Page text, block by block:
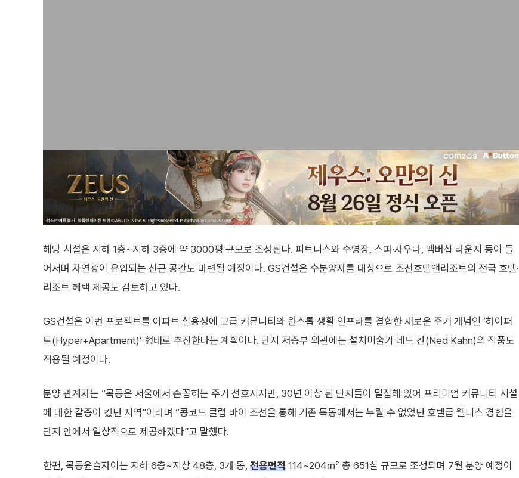
해당 시설은 지하 1층~지하 3층에 약 3000평 규모로 조성된다. 피트니스와 수영장, 스파·사우나, 멤버십 라운지 등이 들
어서며 자연광이 유입되는 선큰 공간도 마련될 예정이다. GS건설은 수분양자를 대상으로 조선호텔앤리조트의 전국 호텔·
리조트 혜택 제공도 검토하고 있다.
GS건설은 이번 프로젝트를 아파트 실용성에 고급 커뮤니티와 원스톱 생활 인프라를 결합한 새로운 주거 개념인 ‘하이퍼
트(Hyper+Apartment)’ 형태로 추진한다는 계획이다. 단지 저층부 외관에는 설치미술가 네드 칸(Ned Kahn)의 작품도
적용될 예정이다.
분양 관계자는 “목동은 서울에서 손꼽히는 주거 선호지지만, 30년 이상 된 단지들이 밀집해 있어 프리미엄 커뮤니티 시설
에 대한 갈증이 컸던 지역”이라며 “콩코드 클럽 바이 조선을 통해 기존 목동에서는 누릴 수 없었던 호텔급 웰니스 경험을
단지 안에서 일상적으로 제공하겠다”고 말했다.
한편, 목동윤슬자이는 지하 6층~지상 48층, 3개 동, 전용면적 114~204㎡ 총 651실 규모로 조성되며 7월 분양 예정이